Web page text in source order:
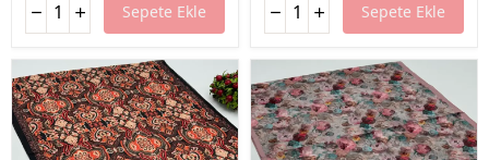
Sepete Ekle Sepete Ekle